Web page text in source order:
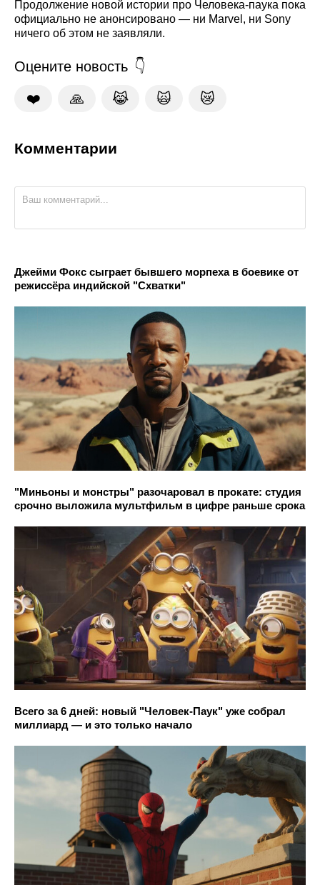
Продолжение новой истории про Человека-паука пока
официально не анонсировано — ни Marvel, ни Sony
ничего об этом не заявляли.
Оцените новость
❤️ 🙏 😹 🙀 😿
Комментарии
Джейми Фокс сыграет бывшего морпеха в боевике от
режиссёра индийской "Схватки"
"Миньоны и монстры" разочаровал в прокате: студия
срочно выложила мультфильм в цифре раньше срока
Всего за 6 дней: новый "Человек-Паук" уже собрал
миллиард — и это только начало